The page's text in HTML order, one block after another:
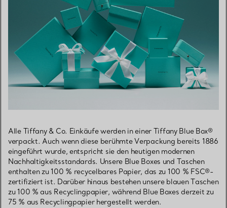
Alle Tiffany & Co. Einkäufe werden in einer Tiffany Blue Box®
verpackt. Auch wenn diese berühmte Verpackung bereits 1886
eingeführt wurde, entspricht sie den heutigen modernen
Nachhaltigkeitsstandards. Unsere Blue Boxes und Taschen
enthalten zu 100 % recycelbares Papier, das zu 100 % FSC®-
zertifiziert ist. Darüber hinaus bestehen unsere blauen Taschen
zu 100 % aus Recyclingpapier, während Blue Boxes derzeit zu
75 % aus Recyclingpapier hergestellt werden.